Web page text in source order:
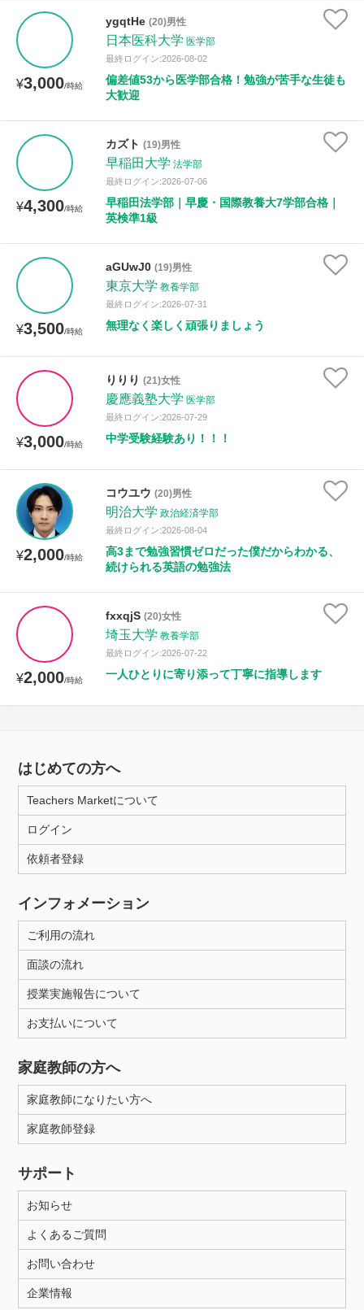
¥3,000/時給
ygqtHe (20)男性
日本医科大学 医学部
最終ログイン:2026-08-02
偏差値53から医学部合格！勉強が苦手な生徒も
大歓迎
¥4,300/時給
カズト (19)男性
早稲田大学 法学部
最終ログイン:2026-07-06
早稲田法学部｜早慶・国際教養大7学部合格｜
英検準1級
¥3,500/時給
aGUwJ0 (19)男性
東京大学 教養学部
最終ログイン:2026-07-31
無理なく楽しく頑張りましょう
¥3,000/時給
りりり (21)女性
慶應義塾大学 医学部
最終ログイン:2026-07-29
中学受験経験あり！！！
¥2,000/時給
コウユウ (20)男性
明治大学 政治経済学部
最終ログイン:2026-08-04
高3まで勉強習慣ゼロだった僕だからわかる、
続けられる英語の勉強法
¥2,000/時給
fxxqjS (20)女性
埼玉大学 教養学部
最終ログイン:2026-07-22
一人ひとりに寄り添って丁寧に指導します
はじめての方へ
Teachers Marketについて
ログイン
依頼者登録
インフォメーション
ご利用の流れ
面談の流れ
授業実施報告について
お支払いについて
家庭教師の方へ
家庭教師になりたい方へ
家庭教師登録
サポート
お知らせ
よくあるご質問
お問い合わせ
企業情報